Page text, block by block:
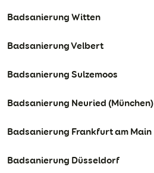
Badsanierung Witten
Badsanierung Velbert
Badsanierung Sulzemoos
Badsanierung Neuried (München)
Badsanierung Frankfurt am Main
Badsanierung Düsseldorf